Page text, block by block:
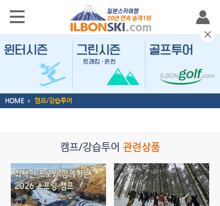
HOME 캠프/강습투어
캠프/강습투어 관련상품